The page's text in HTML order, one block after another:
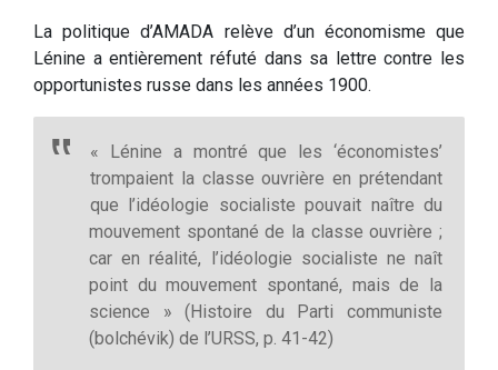
La politique d’AMADA relève d’un économisme que
Lénine a entièrement réfuté dans sa lettre contre les
opportunistes russe dans les années 1900.
« Lénine a montré que les ‘économistes’
trompaient la classe ouvrière en prétendant
que l’idéologie socialiste pouvait naître du
mouvement spontané de la classe ouvrière ;
car en réalité, l’idéologie socialiste ne naît
point du mouvement spontané, mais de la
science » (Histoire du Parti communiste
(bolchévik) de l’URSS, p. 41-42)